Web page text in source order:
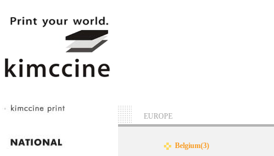
EUROPE
Belgium(3)